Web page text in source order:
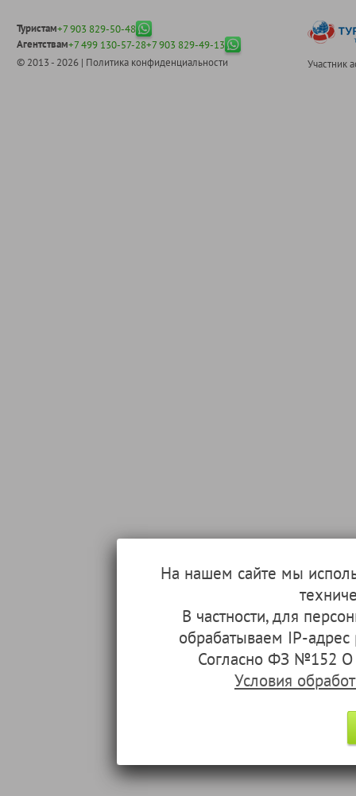
Туристам+7 903 829-50-48
Агентствам+7 499 130-57-28+7 903 829-49-13
© 2013 - 2026 | Политика конфиденциальности Участник
На нашем сайте мы
В частности, для
обрабатываем IP-
Согласно ФЗ №152 О
Условия